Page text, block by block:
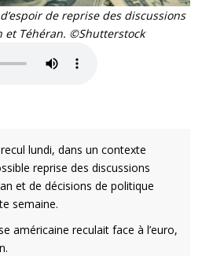
de reprise des discussions
et Téhéran. ©Shutterstock
lundi, dans un contexte
reprise des discussions
et de décisions de politique
semaine.
américaine reculait face à l’euro,